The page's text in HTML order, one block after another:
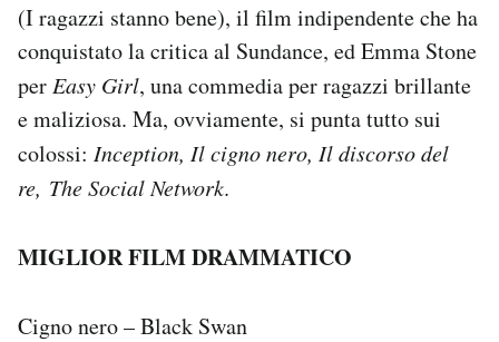
Notifiche mobile
Regala il Post
Esci
(I ragazzi stanno bene), il film indipendente che ha
conquistato la critica al Sundance, ed Emma Stone
per Easy Girl, una commedia per ragazzi brillante
e maliziosa. Ma, ovviamente, si punta tutto sui
colossi: Inception, Il cigno nero, Il discorso del
re, The Social Network.
MIGLIOR FILM DRAMMATICO
Cigno nero – Black Swan